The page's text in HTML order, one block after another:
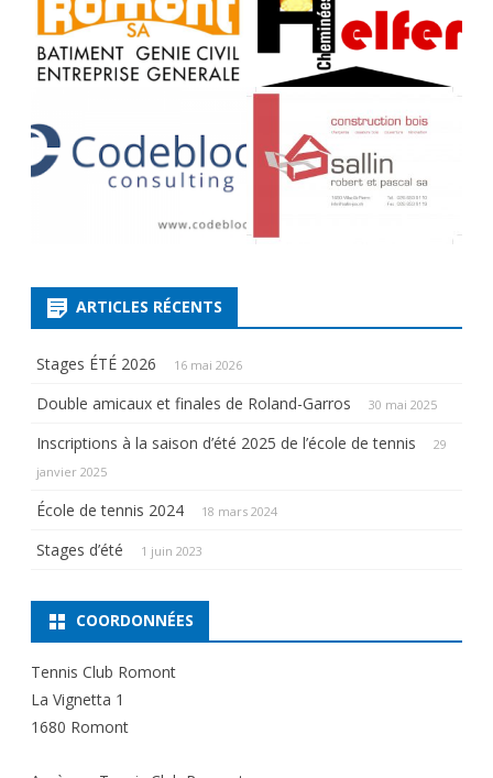
ARTICLES RÉCENTS
Stages ÉTÉ 2026 16 mai 2026
Double amicaux et finales de Roland-Garros 30 mai 2025
Inscriptions à la saison d’été 2025 de l’école de tennis
29
janvier 2025
École de tennis 2024 18 mars 2024
Stages d’été 1 juin 2023
COORDONNÉES
Tennis Club Romont
La Vignetta 1
1680 Romont